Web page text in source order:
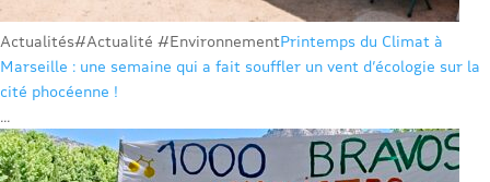
Actualités#Actualité #EnvironnementPrintemps du Climat à
Marseille : une semaine qui a fait souffler un vent d’écologie sur la
cité phocéenne !
...